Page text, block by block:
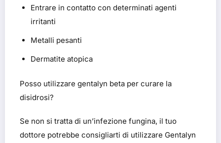
Entrare in contatto con determinati agenti
irritanti
Metalli pesanti
Dermatite atopica
Posso utilizzare gentalyn beta per curare la
disidrosi?
Se non si tratta di un’infezione fungina, il tuo
dottore potrebbe consigliarti di utilizzare Gentalyn